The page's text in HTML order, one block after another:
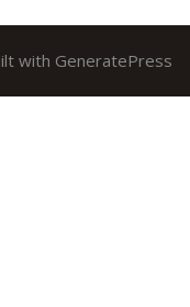
with GeneratePress